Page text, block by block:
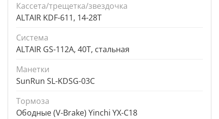
Кассета/трещетка/звездочка
ALTAIR KDF-611, 14-28T
Система
ALTAIR GS-112A, 40T, стальная
Манетки
SunRun SL-KDSG-03C
Тормоза
Ободные (V-Brake) Yinchi YX-C18